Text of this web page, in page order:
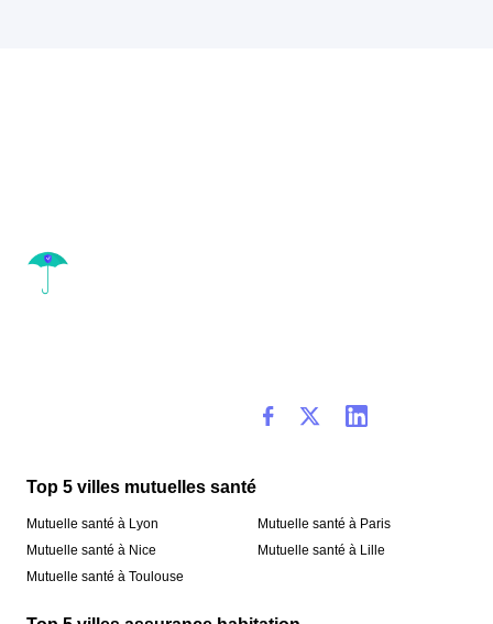
Top 5 villes mutuelles santé
Mutuelle santé à Lyon
Mutuelle santé à Nice
Mutuelle santé à Toulouse
Mutuelle santé à Paris
Mutuelle santé à Lille